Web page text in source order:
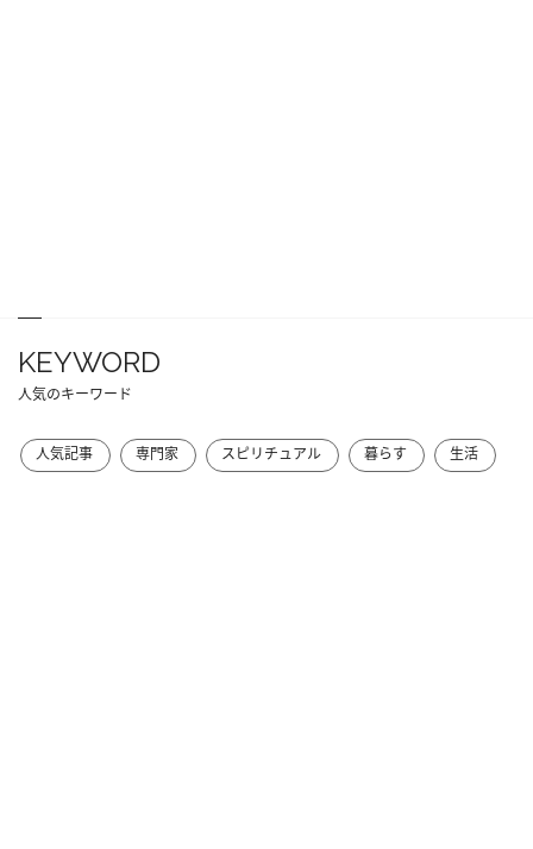
KEYWORD
人気のキーワード
人気記事 専門家 スピリチュアル 暮らす 生活